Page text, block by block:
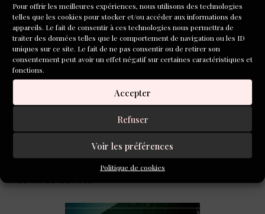
Pour offrir les meilleures expériences, nous utilisons des technologies
telles que les cookies pour stocker et/ou accéder aux informations des
appareils. Le fait de consentir à ces technologies nous permettra de
traiter des données telles que le comportement de navigation ou les ID
uniques sur ce site. Le fait de ne pas consentir ou de retirer son
consentement peut avoir un effet négatif sur certaines caractéristiques et
fonctions.
Accepter
Refuser
Voir les préférences
Politique de cookies
CONCOURS DE
POÉSIE 2026
A LIRE AUSSI